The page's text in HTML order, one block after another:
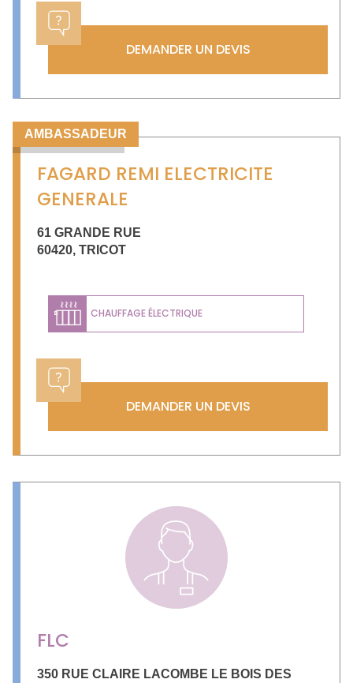
DEMANDER UN DEVIS
AMBASSADEUR
FAGARD REMI ELECTRICITE
GENERALE
61 GRANDE RUE
60420, TRICOT
CHAUFFAGE ÉLECTRIQUE
DEMANDER UN DEVIS
FLC
350 RUE CLAIRE LACOMBE LE BOIS DES